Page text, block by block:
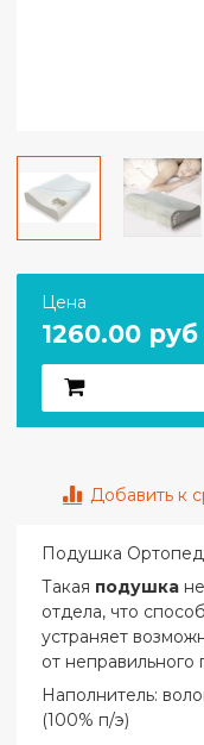
Цена
1260.00
Добавить к
Подушка
Такая подушка
отдела, что
устраняет
от
Наполнитель:
(100% п/э)